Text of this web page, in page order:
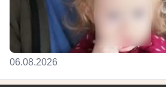
06.08.2026